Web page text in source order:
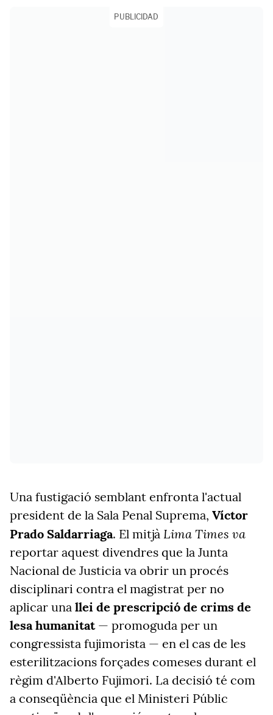
PUBLICIDAD
Una fustigació semblant enfronta l'actual
president de la Sala Penal Suprema, Víctor
Prado Saldarriaga. El mitjà Lima Times va
reportar aquest divendres que la Junta
Nacional de Justicia va obrir un procés
disciplinari contra el magistrat per no
aplicar una llei de prescripció de crims de
lesa humanitat— promoguda per un
congressista fujimorista — en el cas de les
esterilitzacions forçades comeses durant el
règim d'Alberto Fujimori. La decisió té com
a conseqüència que el Ministeri Públic